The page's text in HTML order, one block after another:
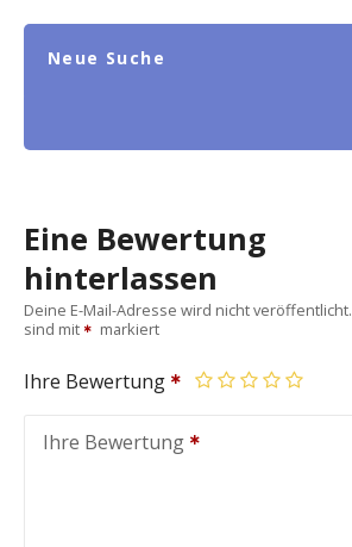
Neue Suche
Eine Bewertung
hinterlassen
Deine E-Mail-Adresse wird nicht veröffentlicht.
sind mit
markiert
Ihre Bewertung
Ihre Bewertung